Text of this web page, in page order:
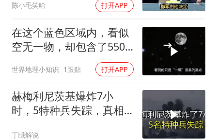
陈小毛笑哈 打开APP
在这个蓝色区域内，看似
空无一物，却包含了5500
世界地理小知识 1跟贴 打开APP
赫梅利尼茨基爆炸7小
时，5特种兵失踪，真相
丁睋解说